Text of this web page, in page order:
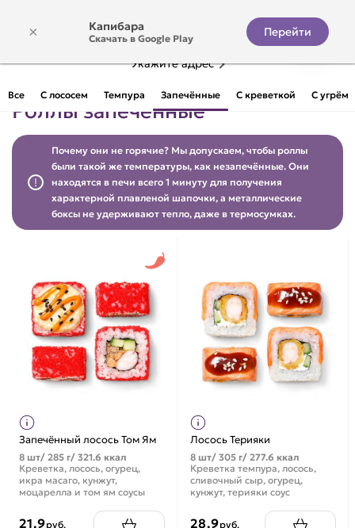
Укажите адрес
Все С лососем Темпура Запечённые С креветкой С угрём
Роллы запечённые
Почему они не горячие? Мы допускаем, чтобы роллы
были такой же температуры, как незапечённые. Они
находятся в печи всего 1 минуту для получения
характерной плавленой шапочки, а металлические
боксы не удерживают тепло, даже в термосумках.
Запечённый лосось Том Ям
8 шт/ 285 г/ 321.6 ккал
Креветка, лосось, огурец,
икра масаго, кунжут,
моцарелла и том ям соусы
21.9руб.
Лосось Терияки
8 шт/ 305 г/ 277.6 ккал
Креветка темпура, лосось,
сливочный сыр, огурец,
кунжут, терияки соус
28.9руб.
× Капибара
Скачать в Google Play Перейти